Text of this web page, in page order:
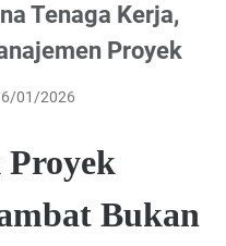
Tenaga Kerja,
Proyek
6/01/2026
Bukan